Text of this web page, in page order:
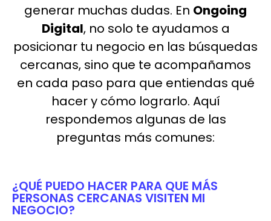
generar muchas dudas. En Ongoing
Digital, no solo te ayudamos a
posicionar tu negocio en las búsquedas
cercanas, sino que te acompañamos
en cada paso para que entiendas qué
hacer y cómo lograrlo. Aquí
respondemos algunas de las
preguntas más comunes:
¿QUÉ PUEDO HACER PARA QUE MÁS
PERSONAS CERCANAS VISITEN MI
NEGOCIO?